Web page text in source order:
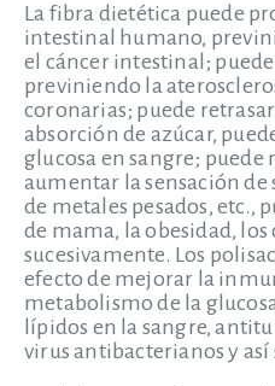
La fibra dietética puede
intestinal humano,
el cáncer intestinal;
previniendo la
coronarias; puede
absorción de azúcar,
glucosa en sangre;
aumentar la sensación
de metales pesados, etc.,
de mama, la obesidad,
sucesivamente. Los
efecto de mejorar la
metabolismo de la
lípidos en la sangre,
virus antibacterianos y así